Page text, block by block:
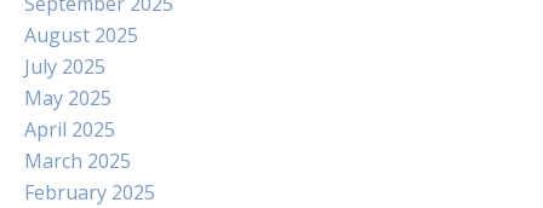
August 2025
July 2025
May 2025
April 2025
March 2025
February 2025